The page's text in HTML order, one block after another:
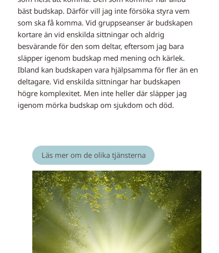
bäst budskap. Därför vill jag inte försöka styra vem
som ska få komma. Vid gruppseanser är budskapen
kortare än vid enskilda sittningar och aldrig
besvärande för den som deltar, eftersom jag bara
släpper igenom budskap med mening och kärlek.
Ibland kan budskapen vara hjälpsamma för fler än en
deltagare. Vid enskilda sittningar har budskapen
högre komplexitet. Men inte heller där släpper jag
igenom mörka budskap om sjukdom och död.
Läs mer om de olika tjänsterna